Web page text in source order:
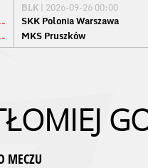
BLK | 2026-09-26 00:00
SKK Polonia Warszawa
MKS Pruszków
MECZU